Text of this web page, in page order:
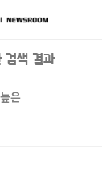
검색 결과
은